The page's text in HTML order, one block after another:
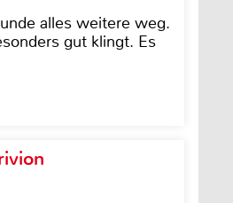
alles weitere weg.
gut klingt. Es